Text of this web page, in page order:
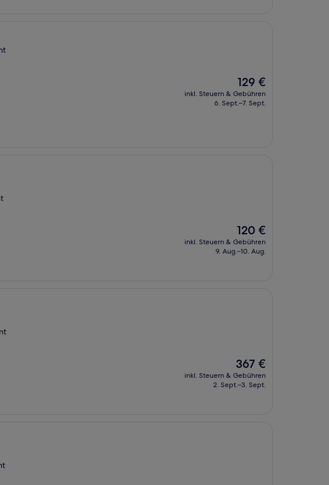
Der
Preis
beträgt
129 €
inkl. Steuern & Gebühren
6. Sept.–7. Sept.
Der
Preis
beträgt
120 €
inkl. Steuern & Gebühren
9. Aug.–10. Aug.
Der
Preis
beträgt
367 €
inkl. Steuern & Gebühren
2. Sept.–3. Sept.